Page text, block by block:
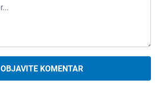
OBJAVITE KOMENTAR